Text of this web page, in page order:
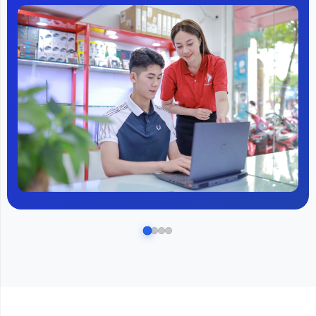
chỉnh độ sáng để phù hợp. Nhờ vậy, màn hình mang lại
màu sắc sống động, độ tương phản cao và bóng tối
sâu, giúp hình ảnh sắc nét, rõ ràng và chuyển động
sáng-tối mượt mà.
Độ sáng cực đại lên tới 3200 nits
Độ sáng là một trong những yếu tố quan trọng giúp hình
ảnh trở nên sống động và chân thực hơn. VớiSmart
TV Xiaomi S Pro Mini LED 85 inch
, độ sáng đạt mức
cao nhất hiện nay so với các mẫu tivi khác trên thị
ảnh sáng/tối cực kỳ mượt mà và chính xác, mang lại